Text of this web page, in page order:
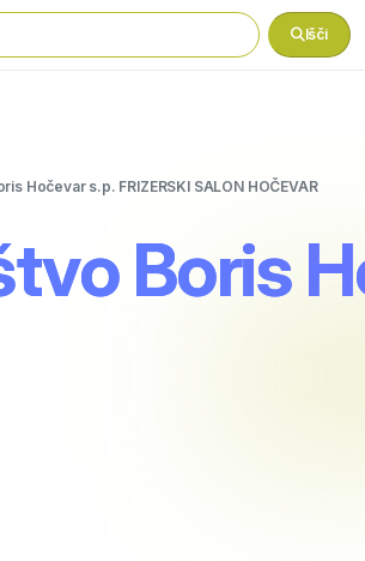
Išči
Hočevar s.p. FRIZERSKI SALON HOČEVAR
Boris